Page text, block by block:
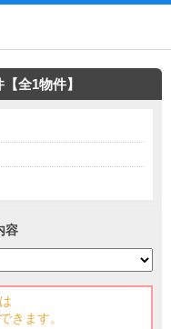
全1物件】
容
きます。